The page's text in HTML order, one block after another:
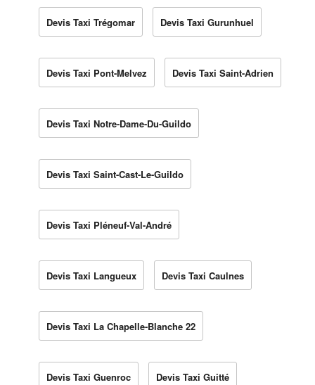
Devis Taxi Trégomar Devis Taxi Gurunhuel
Devis Taxi Pont-Melvez Devis Taxi Saint-Adrien
Devis Taxi Notre-Dame-Du-Guildo
Devis Taxi Saint-Cast-Le-Guildo
Devis Taxi Pléneuf-Val-André
Devis Taxi Langueux Devis Taxi Caulnes
Devis Taxi La Chapelle-Blanche 22
Devis Taxi Guenroc Devis Taxi Guitté